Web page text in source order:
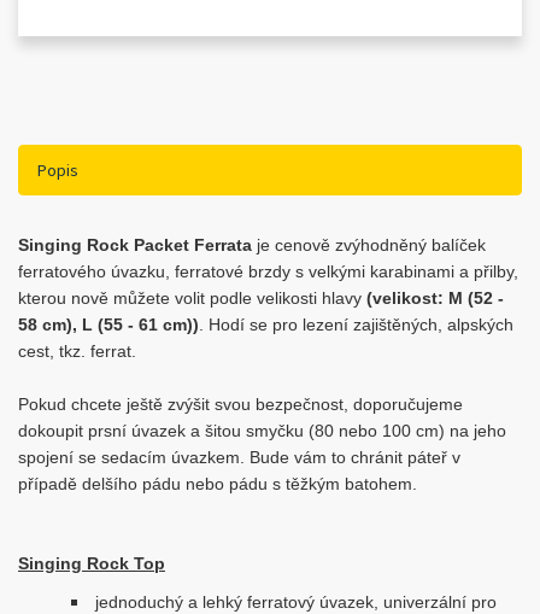
Popis
Singing Rock Packet Ferrata je cenově zvýhodněný balíček
ferratového úvazku, ferratové brzdy s velkými karabinami a přilby,
kterou nově můžete volit podle velikosti hlavy (velikost: M (52 -
58 cm), L (55 - 61 cm)) . Hodí se pro lezení zajištěných, alpských
cest, tkz. ferrat.
Pokud chcete ještě zvýšit svou bezpečnost, doporučujeme
dokoupit prsní úvazek a šitou smyčku (80 nebo 100 cm) na jeho
spojení se sedacím úvazkem. Bude vám to chránit páteř v
případě delšího pádu nebo pádu s těžkým batohem.
Singing Rock Top
jednoduchý a lehký ferratový úvazek, univerzální pro